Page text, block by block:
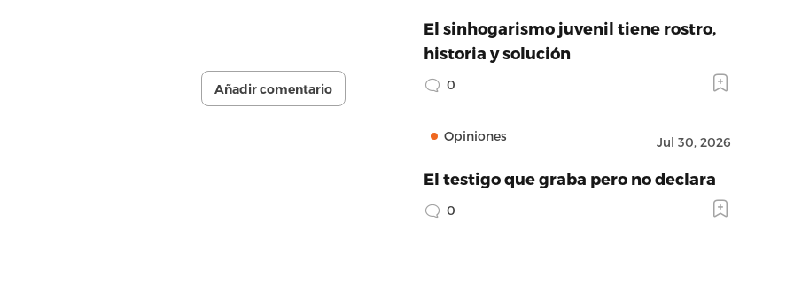
Añadir comentario
El sinhogarismo juvenil tiene rostro,
historia y solución
0
Opiniones Jul 30, 2026
El testigo que graba pero no declara
0